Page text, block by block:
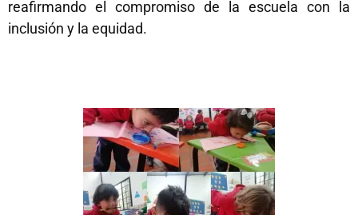
reafirmando el compromiso de la escuela con la
inclusión y la equidad.